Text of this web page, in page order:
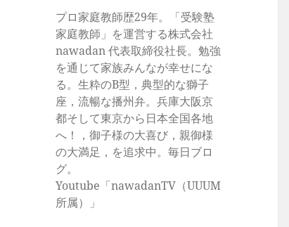
プロ家庭教師歴29年。「受験塾
家庭教師」を運営する株式会社
nawadan 代表取締役社長。勉強
を通じて家族みんなが幸せにな
る。生粋のB型，典型的な獅子
座，流暢な播州弁。兵庫大阪京
都そして東京から日本全国各地
へ！，御子様の大喜び，親御様
の大満足，を追求中。毎日ブロ
グ。
Youtube「nawadanTV（UUUM
所属）」